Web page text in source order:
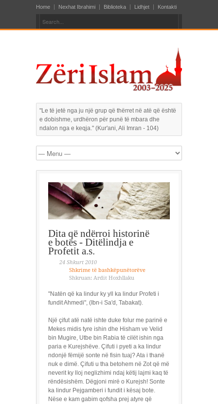
Home Nexhat Ibrahimi Biblioteka Lidhjet Kontakti
"Le të jetë nga ju një grup që thërret në atë që është
e dobishme, urdhëron për punë të mbara dhe
ndalon nga e keqja." (Kur'ani, Ali Imran - 104)
Dita që ndërroi historinë
e botës - Ditëlindja e
Profetit a.s.
24 Shkurt 2010
Shkrime të bashkëpunëtorëve
Shkruan: Ardit Hoxhllaku
"Natën që ka lindur ky yll ka lindur Profeti i
fundit Ahmedi", (Ibn-i Sa'd, Tabakat).
Një çifut atë natë ishte duke folur me parinë e
Mekes midis tyre ishin dhe Hisham ve Velid
bin Mugire, Utbe bin Rabia të cilët ishin nga
paria e Kurejshëve. Çifuti i pyeti a ka lindur
ndonjë fëmijë sonte në fisin tuaj? Ata i thanë
nuk e dimë. Çifuti u tha betohem në Zot që më
neverit ky lloj neglizhimi ndaj këtij lajmi kaq të
rëndësishëm. Dëgjoni mirë o Kurejsh! Sonte
ka lindur Pejgamberi i fundit i kësaj bote.
Nëse e kam gabim qofsha prej atyre që